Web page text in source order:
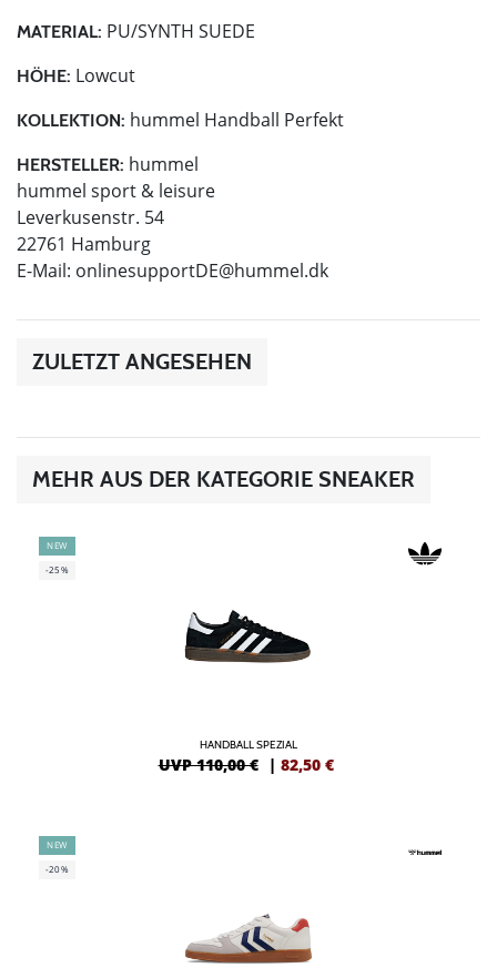
MATERIAL: PU/SYNTH SUEDE
HÖHE: Lowcut
KOLLEKTION: hummel Handball Perfekt
HERSTELLER: hummel
hummel sport & leisure
Leverkusenstr. 54
22761 Hamburg
E-Mail: onlinesupportDE@hummel.dk
ZULETZT ANGESEHEN
MEHR AUS DER KATEGORIE SNEAKER
NEW
-25%
HANDBALL SPEZIAL
UVP 110,00 € | 82,50 €
NEW
-20%